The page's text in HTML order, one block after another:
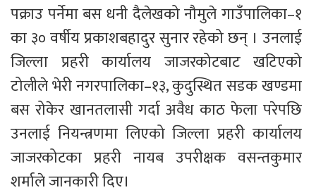
पक्राउ पर्नेमा बस धनी दैलेखको नौमुले गाउँपालिका–१
का ३० वर्षीय प्रकाशबहादुर सुनार रहेको छन् । उनलाई
जिल्ला प्रहरी कार्यालय जाजरकोटबाट खटिएको
टोलीले भेरी नगरपालिका–१३, कुदुस्थित सडक खण्डमा
बस रोकेर खानतलासी गर्दा अवैध काठ फेला परेपछि
उनलाई नियन्त्रणमा लिएको जिल्ला प्रहरी कार्यालय
जाजरकोटका प्रहरी नायब उपरीक्षक वसन्तकुमार
शर्माले जानकारी दिए।